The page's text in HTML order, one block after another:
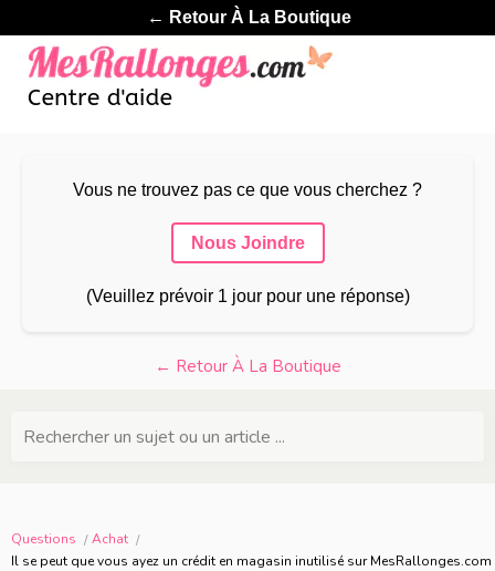
← Retour À La Boutique
Vous ne trouvez pas ce que vous cherchez ?
Nous Joindre
(Veuillez prévoir 1 jour pour une réponse)
← Retour À La Boutique
Rechercher un sujet ou un article ...
Questions
Achat
Il se peut que vous ayez un crédit en magasin inutilisé sur